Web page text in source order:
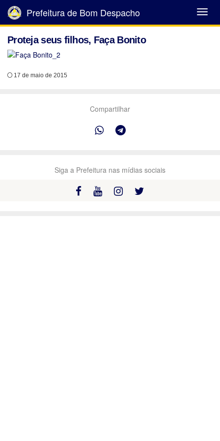
Abrir
Menu
Prefeitura de Bom Despacho
Proteja seus filhos, Faça Bonito
17 de maio de 2015
Compartilhar
Siga a Prefeitura nas mídias sociais